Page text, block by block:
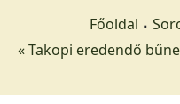
Főoldal
« Takopi eredendő bűne